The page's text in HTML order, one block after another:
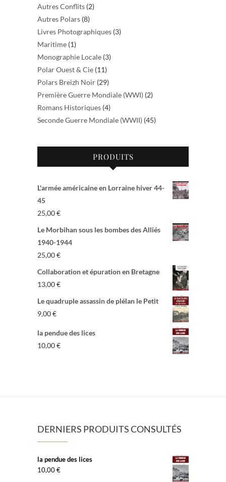
Autres Conflits (2)
Autres Polars (8)
Livres Photographiques (3)
Maritime (1)
Monographie Locale (3)
Polar Ouest & Cie (11)
Polars Breizh Noir (29)
Première Guerre Mondiale (WWI) (2)
Romans Historiques (4)
Seconde Guerre Mondiale (WWII) (45)
PRODUITS
L'armée américaine en Lorraine hiver 44-
45
25,00€
Le Morbihan sous les bombes des Alliés
1940-1944
25,00€
Collaboration et épuration en Bretagne
13,00€
Le quadruple assassin de plélan le Petit
9,00€
la pendue des lices
10,00€
DERNIERS PRODUITS CONSULTÉS
la pendue des lices
10,00€